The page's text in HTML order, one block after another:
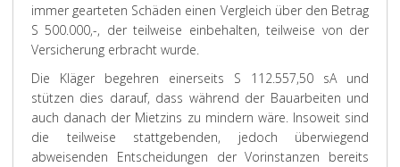
immer gearteten Schäden einen Vergleich über den Betrag
S 500.000,-, der teilweise einbehalten, teilweise von der
Versicherung erbracht wurde.
Die Kläger begehren einerseits S 112.557,50 sA und
stützen dies darauf, dass während der Bauarbeiten und
auch danach der Mietzins zu mindern wäre. Insoweit sind
die teilweise stattgebenden, jedoch überwiegend
abweisenden Entscheidungen der Vorinstanzen bereits